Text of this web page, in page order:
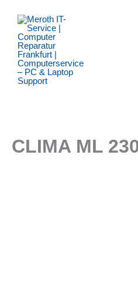
Inhalt
springen
CLIMA ML